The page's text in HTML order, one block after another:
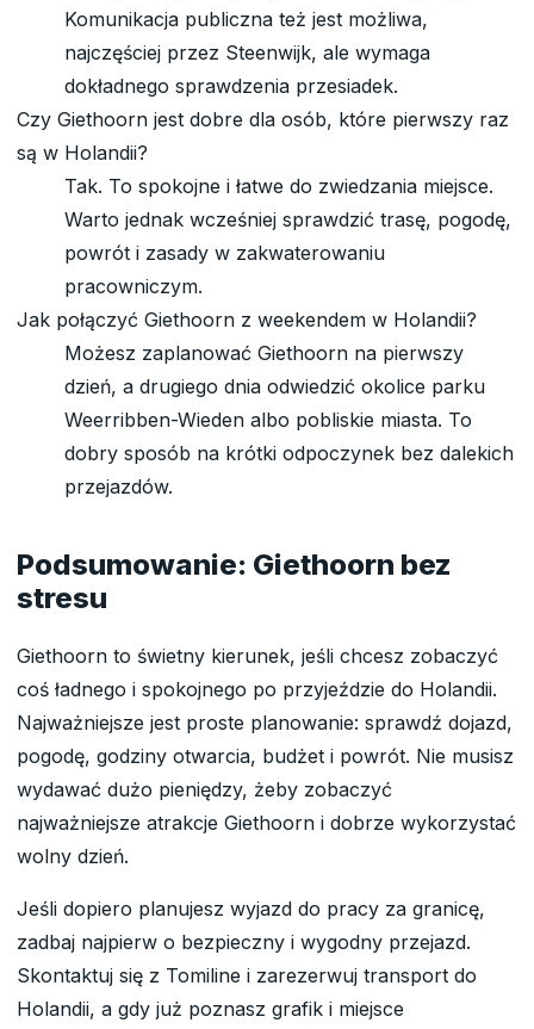
Komunikacja publiczna też jest możliwa,
najczęściej przez Steenwijk, ale wymaga
dokładnego sprawdzenia przesiadek.
Czy Giethoorn jest dobre dla osób, które pierwszy raz
są w Holandii?
Tak. To spokojne i łatwe do zwiedzania miejsce.
Warto jednak wcześniej sprawdzić trasę, pogodę,
powrót i zasady w zakwaterowaniu
pracowniczym.
Jak połączyć Giethoorn z weekendem w Holandii?
Możesz zaplanować Giethoorn na pierwszy
dzień, a drugiego dnia odwiedzić okolice parku
Weerribben-Wieden albo pobliskie miasta. To
dobry sposób na krótki odpoczynek bez dalekich
przejazdów.
Podsumowanie: Giethoorn bez
stresu
Giethoorn to świetny kierunek, jeśli chcesz zobaczyć
coś ładnego i spokojnego po przyjeździe do Holandii.
Najważniejsze jest proste planowanie: sprawdź dojazd,
pogodę, godziny otwarcia, budżet i powrót. Nie musisz
wydawać dużo pieniędzy, żeby zobaczyć
najważniejsze atrakcje Giethoorn i dobrze wykorzystać
wolny dzień.
Jeśli dopiero planujesz wyjazd do pracy za granicę,
zadbaj najpierw o bezpieczny i wygodny przejazd.
Skontaktuj się z Tomiline i zarezerwuj transport do
Holandii, a gdy już poznasz grafik i miejsce